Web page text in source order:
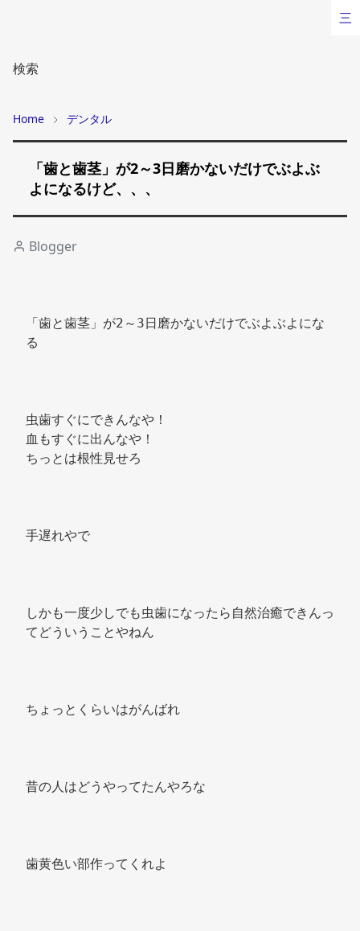
検索
Home デンタル
「歯と歯茎」が2～3日磨かないだけでぶよぶ
よになるけど、、、
Blogger
「歯と歯茎」が2～3日磨かないだけでぶよぶよにな
る
虫歯すぐにできんなや！
血もすぐに出んなや！
ちっとは根性見せろ
手遅れやで
しかも一度少しでも虫歯になったら自然治癒できんっ
てどういうことやねん
ちょっとくらいはがんばれ
昔の人はどうやってたんやろな
歯黄色い部作ってくれよ
三